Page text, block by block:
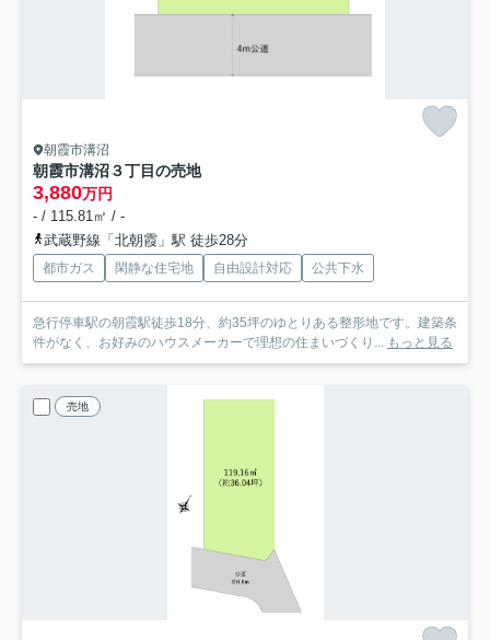
朝霞市溝沼
朝霞市溝沼３丁目の売地
3,880万円
- / 115.81㎡ / -
武蔵野線「北朝霞」駅 徒歩28分
都市ガス 閑静な住宅地 自由設計対応 公共下水
急行停車駅の朝霞駅徒歩18分、約35坪のゆとりある整形地です。建築条
件がなく、お好みのハウスメーカーで理想の住まいづくり... もっと見る
売地